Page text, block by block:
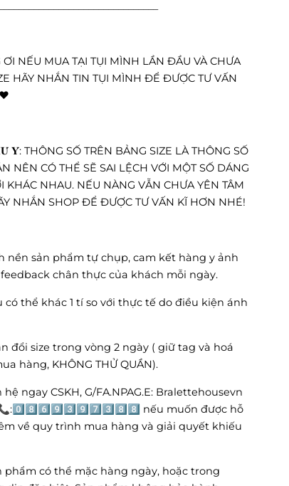
ƠI NẾU MUA TẠI TỤI MÌNH LẦN ĐẦU VÀ CHƯA
HÃY NHẮN TIN TỤI MÌNH ĐỂ ĐƯỢC TƯ VẤN
𝐘́: THÔNG SỐ TRÊN BẢNG SIZE LÀ THÔNG SỐ
NÊN CÓ THỂ SẼ SAI LỆCH VỚI MỘT SỐ DÁNG
KHÁC NHAU. NẾU NÀNG VẪN CHƯA YÊN TÂM
NHẮN SHOP ĐỂ ĐƯỢC TƯ VẤN KĨ HƠN NHÉ!
nền sản phẩm tự chụp, cam kết hàng y ảnh
chân thực của khách mỗi ngày.
thể khác 1 tí so với thực tế do điều kiện ánh
đổi size trong vòng 2 ngày ( giữ tag và hoá
hàng, KHÔNG THỬ QUẦN).
ngay CSKH, G/FA.NPAG.E: Bralettehousevn
nếu muốn được hỗ
về quy trình mua hàng và giải quyết khiếu
phẩm có thể mặc hàng ngày, hoặc trong